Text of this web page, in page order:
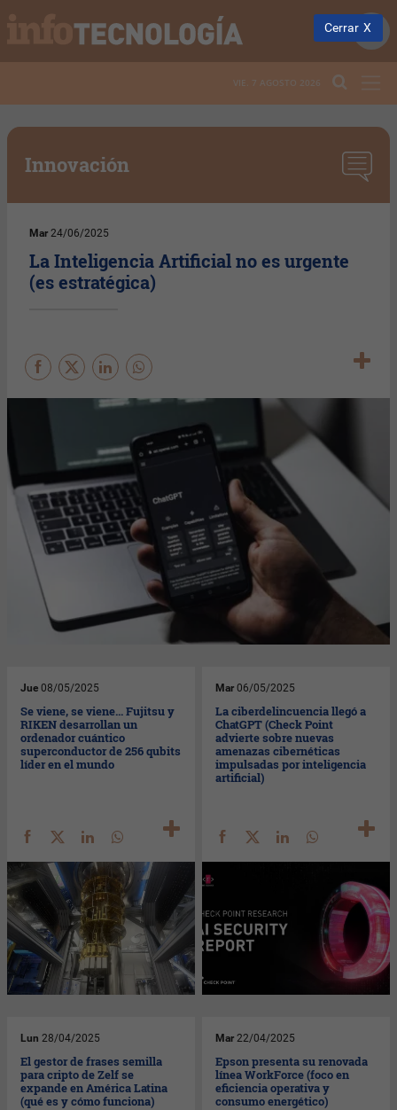
VIE. 7 AGOSTO 2026
Innovación
Mar 24/06/2025
La Inteligencia Artificial no es urgente
(es estratégica)
Jue 08/05/2025
Se viene, se viene... Fujitsu y
RIKEN desarrollan un
ordenador cuántico
superconductor de 256 qubits
líder en el mundo
Mar 06/05/2025
La ciberdelincuencia llegó a
ChatGPT (Check Point
advierte sobre nuevas
amenazas cibernéticas
impulsadas por inteligencia
artificial)
Lun 28/04/2025
El gestor de frases semilla
para cripto de Zelf se
expande en América Latina
(qué es y cómo funciona)
Mar 22/04/2025
Epson presenta su renovada
línea WorkForce (foco en
eficiencia operativa y
consumo energético)
Cerrar